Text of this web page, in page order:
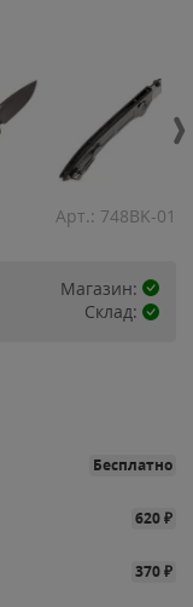
Арт.: 748BK-01
Магазин:
Склад:
Бесплатно
620₽
370₽